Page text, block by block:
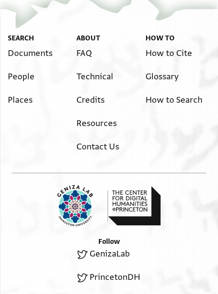
מרדכי נצף הרון נצף
בן מריב? נצף טי[ב]אן נצף
אבו גאלב א' מנגא א'
יוסף [א]לביאע נצף אל..א נצף
אלכאמסה וצלי אללה עלי סיידנא מחמד רסולה.......
SEARCH
Documents
People
Places
ABOUT
FAQ
Technical
Credits
Resources
Contact Us
HOW TO
How to Cite
Glossary
How to Search
Follow
GenizaLab
PrincetonDH